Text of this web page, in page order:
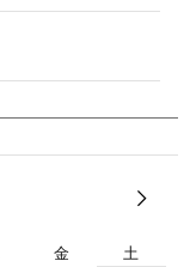
金 土